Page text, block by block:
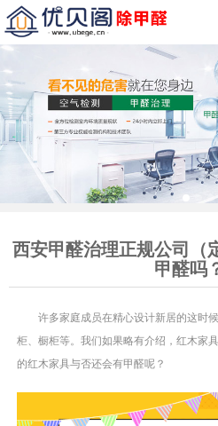
西安甲醛治理正规公司（
甲醛吗
许多家庭成员在精心设计新居的这时
柜、橱柜等。我们如果略有介绍，红木家
的红木家具与否还会有甲醛呢？